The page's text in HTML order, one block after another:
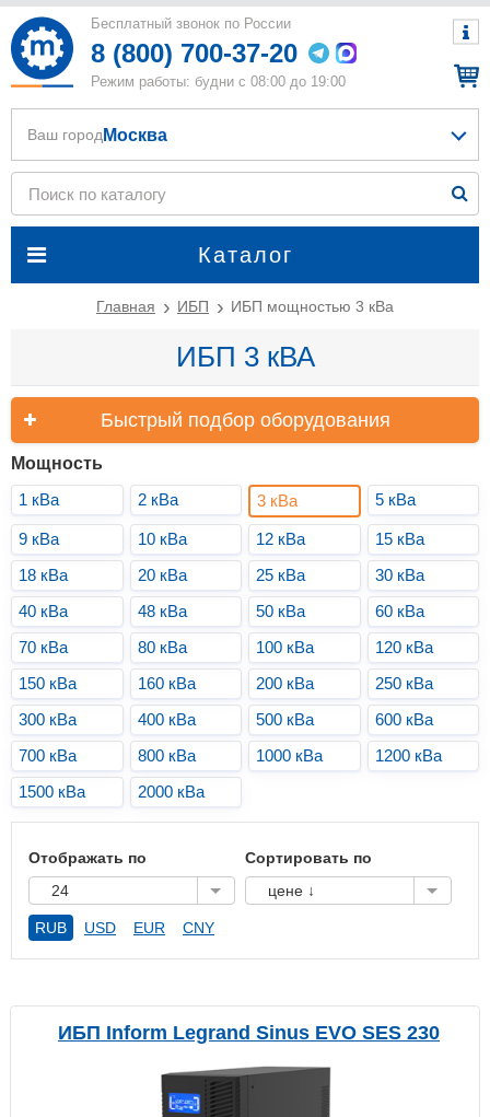
Бесплатный звонок по России
8 (800) 700-37-20
Режим работы: будни с 08:00 до 19:00
Каталог
Ваш город Москва
Главная ИБП ИБП мощностью 3 кВа
ИБП 3 кВА
Быстрый подбор оборудования
Мощность
1 кВа
2 кВа 3 кВа 5 кВа
9 кВа 10 кВа 12 кВа
15 кВа
18 кВа
20 кВа 25 кВа
30 кВа
40 кВа
48 кВа 50 кВа
60 кВа
70 кВа
80 кВа 100 кВа
120 кВа
150 кВа
160 кВа 200 кВа
250 кВа
300 кВа
400 кВа 500 кВа
600 кВа
700 кВа
800 кВа 1000 кВа
1200 кВа
1500 кВа
2000 кВа
Отображать по
24
Сортировать по
цене ↓
RUB USD EUR CNY
ИБП Inform Legrand Sinus EVO SES 230